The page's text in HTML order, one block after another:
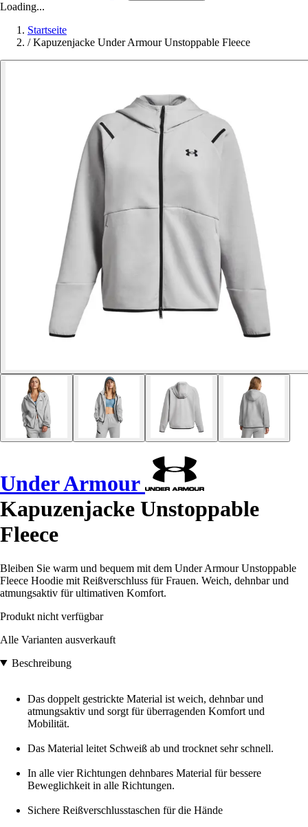
Loading...
Startseite
/ Kapuzenjacke Under Armour Unstoppable Fleece
Under Armour
Kapuzenjacke Unstoppable
Fleece
Bleiben Sie warm und bequem mit dem Under Armour Unstoppable
Fleece Hoodie mit Reißverschluss für Frauen. Weich, dehnbar und
atmungsaktiv für ultimativen Komfort.
Produkt nicht verfügbar
Alle Varianten ausverkauft
Beschreibung
Das doppelt gestrickte Material ist weich, dehnbar und
atmungsaktiv und sorgt für überragenden Komfort und
Mobilität.
Das Material leitet Schweiß ab und trocknet sehr schnell.
In alle vier Richtungen dehnbares Material für bessere
Beweglichkeit in alle Richtungen.
Sichere Reißverschlusstaschen für die Hände